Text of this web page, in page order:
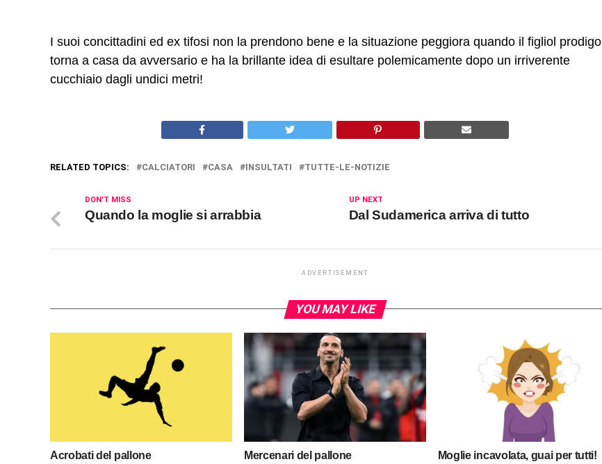
I suoi concittadini ed ex tifosi non la prendono bene e la situazione peggiora quando il figliol prodigo
torna a casa da avversario e ha la brillante idea di esultare polemicamente dopo un irriverente
cucchiaio dagli undici metri!
RELATED TOPICS: CALCIATORI CASA INSULTATI TUTTE-LE-NOTIZIE
UP NEXT
Dal Sudamerica arriva di tutto
DON'T MISS
Quando la moglie si arrabbia
ADVERTISEMENT
YOU MAY LIKE
Acrobati del pallone Mercenari del pallone Moglie incavolata, guai per tutti!